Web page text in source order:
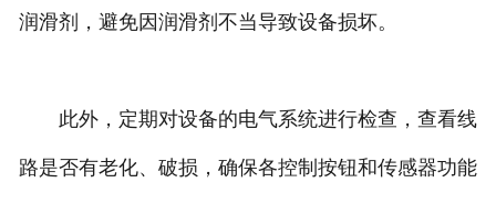
润滑剂，避免因润滑剂不当导致设备损坏。
此外，定期对设备的电气系统进行检查，查看线
路是否有老化、破损，确保各控制按钮和传感器功能